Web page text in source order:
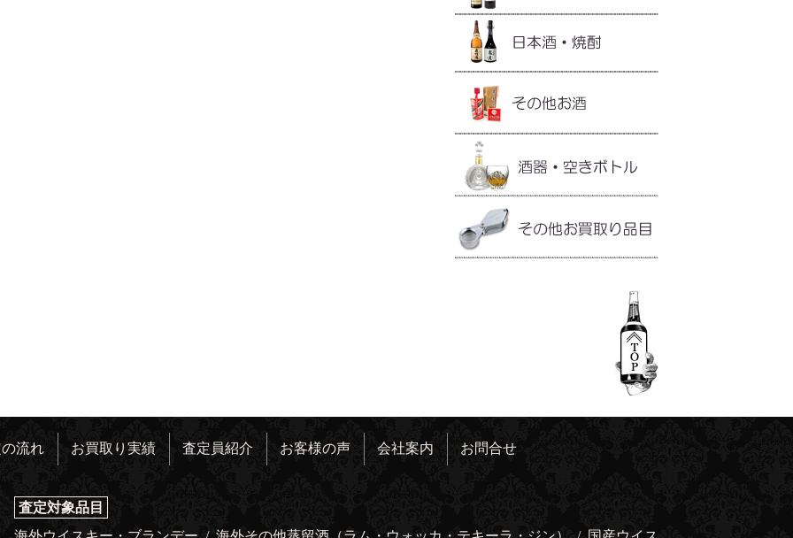
流れ お買取り実績 査定員紹介 お客様の声 会社案内 お問合せ
査定対象品目